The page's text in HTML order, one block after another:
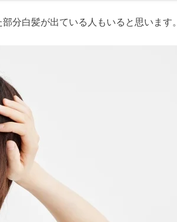
分白髪が出ている人もいると思います。